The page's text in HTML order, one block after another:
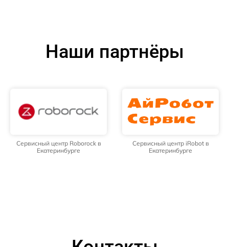
Наши партнёры
Сервисный центр Roborock в
Екатеринбурге
Сервисный центр iRobot в
Екатеринбурге